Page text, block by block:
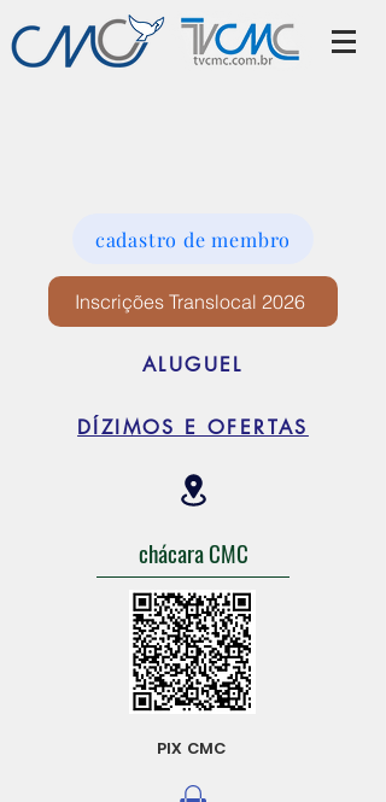
cadastro de membro
Inscrições Translocal 2026
ALUGUEL
DÍZIMOS E OFERTAS
chácara CMC
PIX CMC